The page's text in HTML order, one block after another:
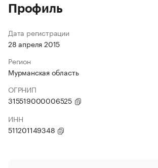
Профиль
Дата регистрации
28 апреля 2015
Регион
Мурманская область
ОГРНИП
315519000006525
ИНН
511201149348